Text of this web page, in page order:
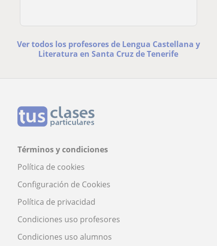
Ver todos los profesores de Lengua Castellana y
Literatura en Santa Cruz de Tenerife
Términos y condiciones
Política de cookies
Configuración de Cookies
Política de privacidad
Condiciones uso profesores
Condiciones uso alumnos